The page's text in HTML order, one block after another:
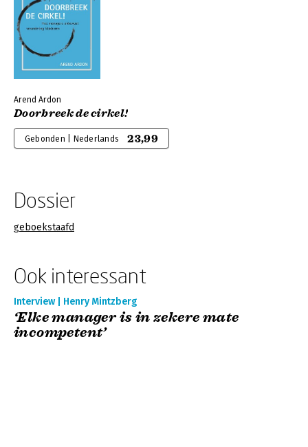
Arend Ardon
Doorbreek de cirkel!
Gebonden | Nederlands 23,99
Dossier
geboekstaafd
Ook interessant
Interview | Henry Mintzberg
‘Elke manager is in zekere mate
incompetent’